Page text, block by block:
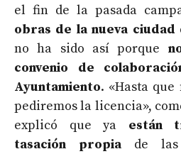
el fin de la pasada
obras de la nueva
no ha sido así porque
convenio de
Ayuntamiento. «Hasta
pediremos la licencia»,
explicó que ya están
tasación propia de